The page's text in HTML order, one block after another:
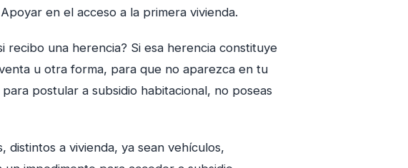
en el acceso a la primera vivienda.
recibo una herencia? Si esa herencia constituye
u otra forma, para que no aparezca en tu
postular a subsidio habitacional, no poseas
a vivienda, ya sean vehículos,